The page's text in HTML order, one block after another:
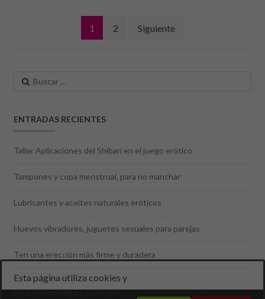
Navegación
1 2 Siguiente
Buscar:
ENTRADAS RECIENTES
Taller Aplicaciones del Shibari en el juego erótico
Tampones y copa menstrual, para no manchar
Lubricantes y aceites naturales eróticos
Huevos vibradores, juguetes sexuales para parejas
Ten una erección más firme y duradera
Esta página utiliza cookies y
otras tecnologías para que